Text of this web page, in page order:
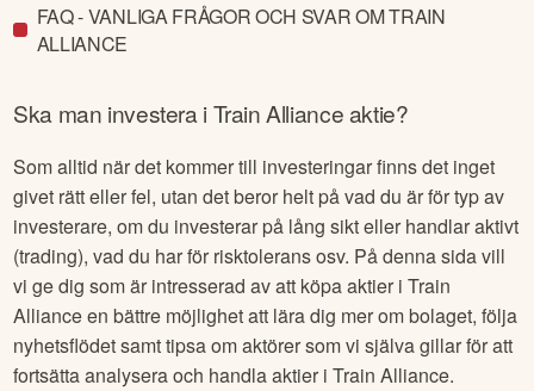
FAQ - VANLIGA FRÅGOR OCH SVAR OM TRAIN
ALLIANCE
Ska man investera iTrain Allianceaktie?
Som alltid när det kommer till investeringar finns det inget
givet rätt eller fel, utan det beror helt på vad du är för typ av
investerare, om du investerar på lång sikt eller handlar aktivt
(trading), vad du har för risktolerans osv. På denna sida vill
vi ge dig som är intresserad av att köpa aktier iTrain
Allianceen bättre möjlighet att lära dig mer om bolaget, följa
nyhetsflödet samt tipsa om aktörer som vi själva gillar för att
fortsätta analysera och handla aktier iTrain Alliance.